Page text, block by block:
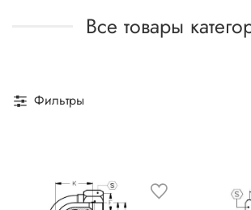
Все товары
Фильтры